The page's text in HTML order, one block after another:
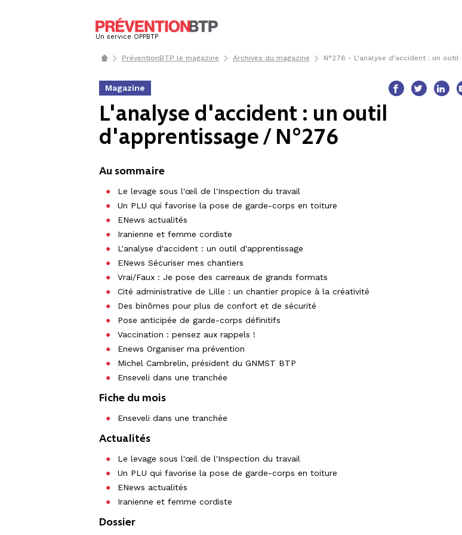
Un service OPPBTP
PréventionBTP le magazine Archives du magazine N°276 - L'analyse d'accident : un outil
Magazine
L'analyse d'accident : un outil
d'apprentissage / N°276
Au sommaire
Le levage sous l'œil de l'Inspection du travail
Un PLU qui favorise la pose de garde-corps en toiture
ENews actualités
Iranienne et femme cordiste
L'analyse d'accident : un outil d'apprentissage
ENews Sécuriser mes chantiers
Vrai/Faux : Je pose des carreaux de grands formats
Cité administrative de Lille : un chantier propice à la créativité
Des binômes pour plus de confort et de sécurité
Pose anticipée de garde-corps définitifs
Vaccination : pensez aux rappels !
Enews Organiser ma prévention
Michel Cambrelin, président du GNMST BTP
Enseveli dans une tranchée
Fiche du mois
Enseveli dans une tranchée
Actualités
Le levage sous l'œil de l'Inspection du travail
Un PLU qui favorise la pose de garde-corps en toiture
ENews actualités
Iranienne et femme cordiste
Dossier